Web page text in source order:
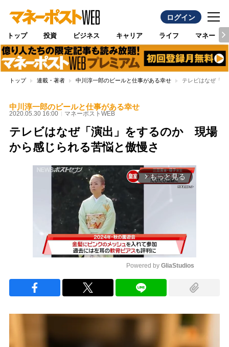
ログイン
トップ 投資 ビジネス キャリア ライフ マネー
トップ 連載・著者 中川淳一郎のビールと仕事がある幸せ テレビはなぜ「
中川淳一郎のビールと仕事がある幸せ
2020.05.30 16:00 マネーポストWEB
テレビはなぜ「演出」をするのか 現場
から感じられる苦悩と傲慢さ
arrow_forward_ios もっと見る
Powered by GliaStudios